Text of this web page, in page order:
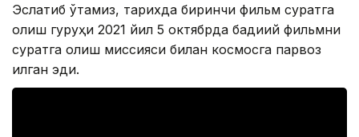
Эслатиб ўтамиз, тарихда биринчи фильм суратга
олиш гуруҳи 2021 йил 5 октябрда бадиий фильмни
суратга олиш миссияси билан космосга парвоз
қилган эди.